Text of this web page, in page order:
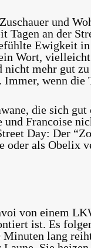
und
Tagen an der
Ewigkeit
Wort,
nicht mehr gut
wenn die
die sich
Francoise
Day: Der
oder als Obelix
von einem
ist. Es
lang